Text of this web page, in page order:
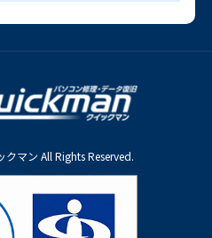
クマン All Rights Reserved.